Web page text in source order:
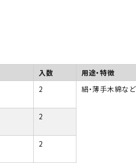
入数
用途・特徴
2 絹・薄手木綿な
2
2